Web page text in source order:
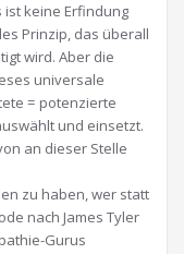
ist keine Erfindung
Prinzip, das überall
wird. Aber die
universale
= potenzierte
und einsetzt.
an dieser Stelle
zu haben, wer statt
nach James Tyler
Gurus